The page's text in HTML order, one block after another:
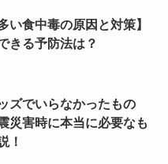
い食中毒の原因と対策】
きる予防法は？
ズでいらなかったもの
災害時に本当に必要なも
！